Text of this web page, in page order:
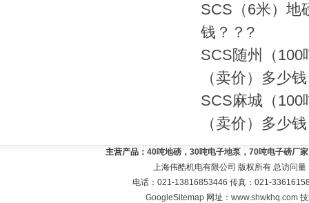
SCS（6米）地
钱？？?
SCS随州（100
（卖价）多少
SCS麻城（100
（卖价）多少
主营产品： 40吨地磅，30吨电子地泵，70吨电子磅厂
上海伟酷机电有限公司 版权所有 总访问量
电话：021-13816853446 传真：021-
GoogleSitemap 网址：www.shwkhq.com